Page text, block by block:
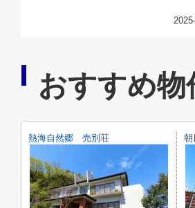
おすすめ物
熱海自然郷 売別荘 朝